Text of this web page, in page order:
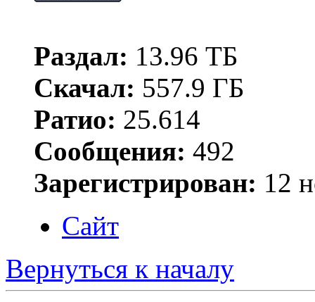
Раздал: 13.96 ТБ
Скачал: 557.9 ГБ
Ратио: 25.614
Сообщения: 492
Зарегистрирован: 12
Сайт
Вернуться к началу